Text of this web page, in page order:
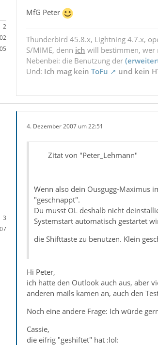
2
MfG Peter
Thunderbird 45.8.x, Lightning 4.7.x,
S/MIME, denn ich will bestimmen, wer
Nebenbei: die Benutzung der
Und: Ich mag kein ToFu und kein
3
4. Dezember 2007 um 22:51
Zitat von "Peter_Lehmann"
Wenn also dein Ousgugg-Maximus
"geschnappt".
Du musst OL deshalb nicht
Systemstart automatisch gestartet
die Shifttaste zu benutzen. Klein
Hi Peter,
ich hatte den Outlook auch aus, aber
anderen mails kamen an, auch den
Noch eine andere Frage: Ich würde
Cassie,
die eifrig "geshiftet" hat :lol: